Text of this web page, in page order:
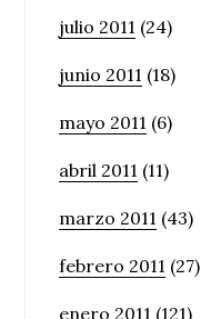
julio 2011 (24)
junio 2011 (18)
mayo 2011 (6)
abril 2011 (11)
marzo 2011 (43)
febrero 2011 (27)
enero 2011 (121)